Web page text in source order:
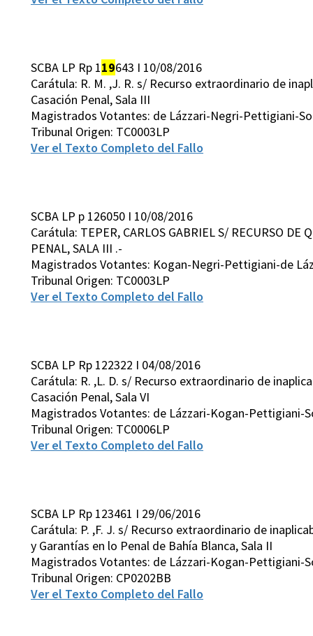
SCBA LP Rp 119643 I 10/08/2016
Carátula: R. M. ,J. R. s/ Recurso extraordinario de
Casación Penal, Sala III
Magistrados Votantes: de Lázzari-Negri-Pettigiani-
Tribunal Origen: TC0003LP
Ver el Texto Completo del Fallo
SCBA LP p 126050 I 10/08/2016
Carátula: TEPER, CARLOS GABRIEL S/ RECURSO DE
PENAL, SALA III .-
Magistrados Votantes: Kogan-Negri-Pettigiani-de
Tribunal Origen: TC0003LP
Ver el Texto Completo del Fallo
SCBA LP Rp 122322 I 04/08/2016
Carátula: R. ,L. D. s/ Recurso extraordinario de
Casación Penal, Sala VI
Magistrados Votantes: de Lázzari-Kogan-Pettigiani-
Tribunal Origen: TC0006LP
Ver el Texto Completo del Fallo
SCBA LP Rp 123461 I 29/06/2016
Carátula: P. ,F. J. s/ Recurso extraordinario de
y Garantías en lo Penal de Bahía Blanca, Sala II
Magistrados Votantes: de Lázzari-Kogan-Pettigiani-
Tribunal Origen: CP0202BB
Ver el Texto Completo del Fallo